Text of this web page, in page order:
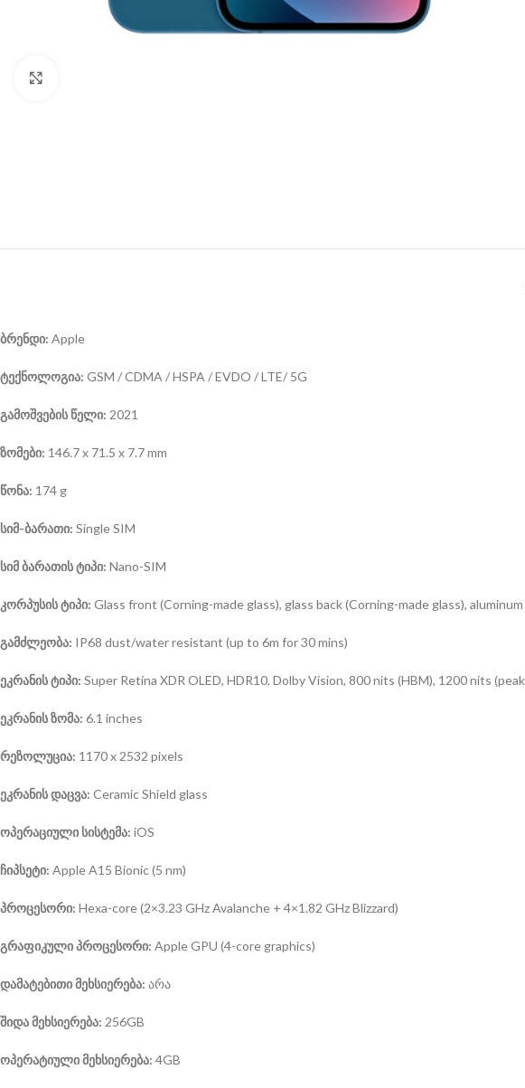
ბრენდი: Apple
ტექნოლოგია: GSM / CDMA / HSPA / EVDO / LTE/ 5G
გამოშვების წელი: 2021
ზომები: 146.7 x 71.5 x 7.7 mm
წონა: 174 g
სიმ-ბარათი: Single SIM
სიმ ბარათის ტიპი: Nano-SIM
კორპუსის ტიპი: Glass front (Corning-made glass), glass back (Corning-made glass),
გამძლეობა: IP68 dust/water resistant (up to 6m for 30 mins)
ეკრანის ტიპი: Super Retina XDR OLED, HDR10, Dolby Vision, 800 nits (HBM), 1200 nits
ეკრანის ზომა: 6.1 inches
რეზოლუცია: 1170 x 2532 pixels
ეკრანის დაცვა: Ceramic Shield glass
ოპერაციული სისტემა: iOS
ჩიპსეტი: Apple A15 Bionic (5 nm)
პროცესორი: Hexa-core (2×3.23 GHz Avalanche + 4×1.82 GHz Blizzard)
გრაფიკული პროცესორი: Apple GPU (4-core graphics)
დამატებითი მეხსიერება: არა
შიდა მეხსიერება: 256GB
ოპერატიული მეხსიერება: 4GB